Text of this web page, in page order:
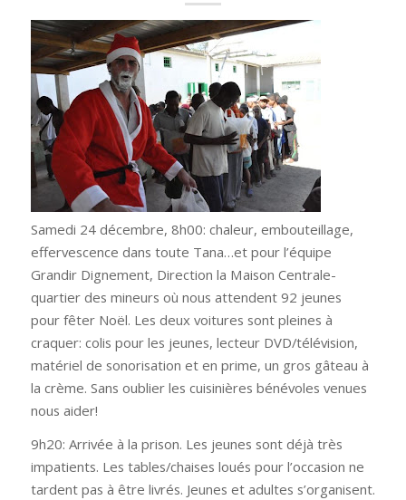
Samedi 24 décembre, 8h00: chaleur, embouteillage,
effervescence dans toute Tana…et pour l’équipe
Grandir Dignement, Direction la Maison Centrale-
quartier des mineurs où nous attendent 92 jeunes
pour fêter Noël. Les deux voitures sont pleines à
craquer: colis pour les jeunes, lecteur DVD/télévision,
matériel de sonorisation et en prime, un gros gâteau à
la crème. Sans oublier les cuisinières bénévoles venues
nous aider!
9h20: Arrivée à la prison. Les jeunes sont déjà très
impatients. Les tables/chaises loués pour l’occasion ne
tardent pas à être livrés. Jeunes et adultes s’organisent.